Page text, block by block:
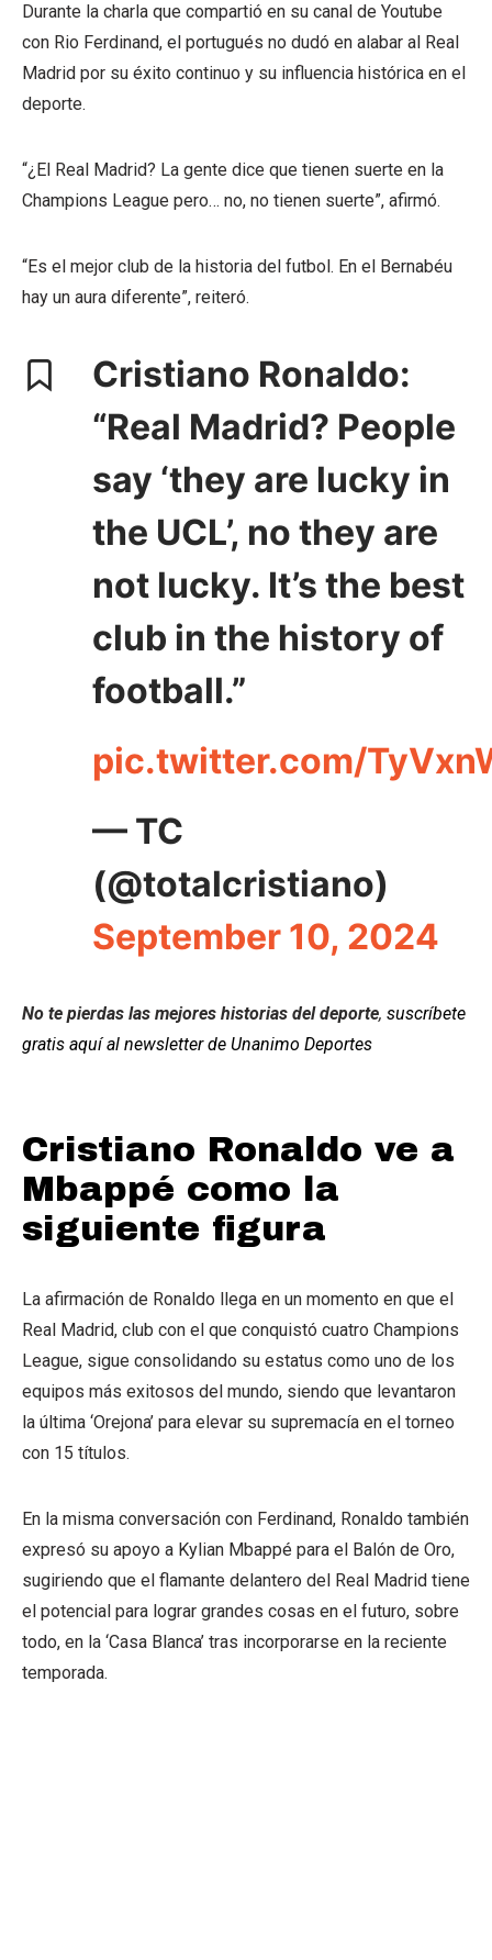
Durante la charla que compartió en su canal de Youtube
con Rio Ferdinand, el portugués no dudó en alabar al Real
Madrid por su éxito continuo y su influencia histórica en el
deporte.
“¿El Real Madrid? La gente dice que tienen suerte en la
Champions League pero… no, no tienen suerte”, afirmó.
“Es el mejor club de la historia del futbol. En el Bernabéu
hay un aura diferente”, reiteró.
Cristiano Ronaldo:
“Real Madrid? People
say ‘they are lucky in
the UCL’, no they are
not lucky. It’s the best
club in the history of
football.”
pic.twitter.com/
— TC
(@totalcristiano)
September 10, 2024
No te pierdas las mejores historias del deporte, suscríbete
gratis aquí al newsletter de Unanimo Deportes
Cristiano Ronaldo ve a
Mbappé como la
siguiente figura
La afirmación de Ronaldo llega en un momento en que el
Real Madrid, club con el que conquistó cuatro Champions
League, sigue consolidando su estatus como uno de los
equipos más exitosos del mundo, siendo que levantaron
la última ‘Orejona’ para elevar su supremacía en el torneo
con 15 títulos.
En la misma conversación con Ferdinand, Ronaldo también
expresó su apoyo a Kylian Mbappé para el Balón de Oro,
sugiriendo que el flamante delantero del Real Madrid tiene
el potencial para lograr grandes cosas en el futuro, sobre
todo, en la ‘Casa Blanca’ tras incorporarse en la reciente
temporada.